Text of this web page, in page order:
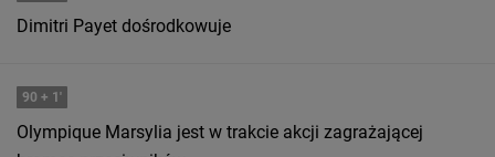
Dimitri Payet dośrodkowuje
90 + 1'
Olympique Marsylia jest w trakcie akcji zagrażającej